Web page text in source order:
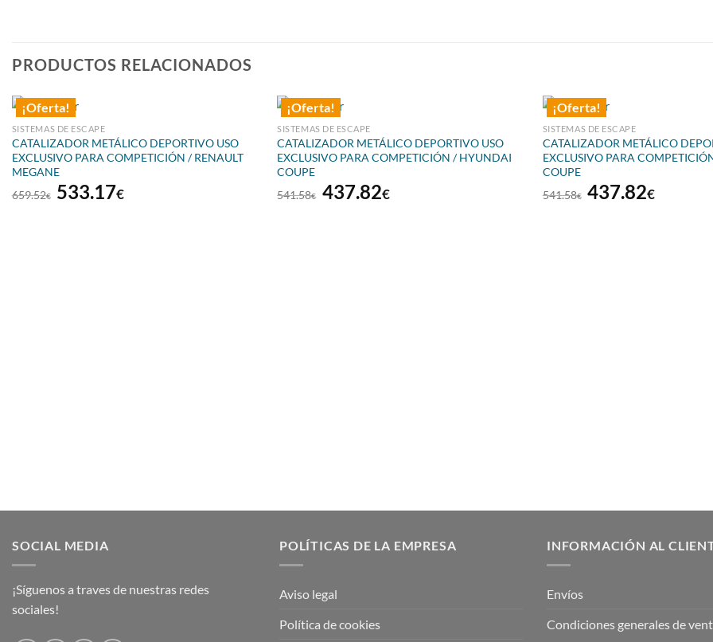
PRODUCTOS RELACIONADOS
¡Oferta!
SISTEMAS DE ESCAPE
CATALIZADOR METÁLICO DEPORTIVO USO
EXCLUSIVO PARA COMPETICIÓN / RENAULT
MEGANE
659.52€
El
533.17€El
¡Oferta!
SISTEMAS DE ESCAPE
CATALIZADOR METÁLICO DEPORTIVO USO
EXCLUSIVO PARA COMPETICIÓN / HYUNDAI
COUPE
541.58€
El
437.82€El
¡Oferta!
SISTEMAS DE ESCAPE
CATALIZADOR METÁLICO
EXCLUSIVO PARA
COUPE
541.58€
El
437.82€El
SOCIAL MEDIA
¡Síguenos a traves de nuestras redes
sociales!
POLÍTICAS DE LA EMPRESA
Aviso legal
Política de cookies
INFORMACIÓN AL
Envíos
Condiciones generales de